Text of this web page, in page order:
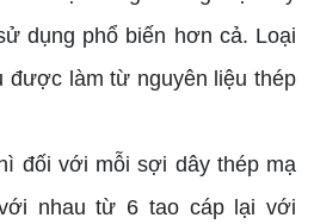
dụng phổ biến hơn cả. Loại
được làm từ nguyên liệu thép
với mỗi sợi dây thép mạ
nhau từ 6 tao cáp lại với